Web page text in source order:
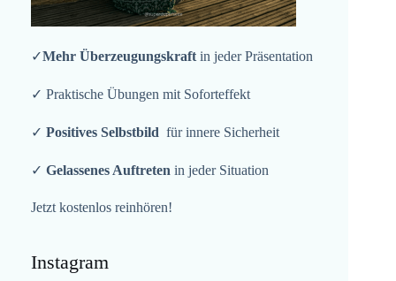
✓Mehr Überzeugungskraft in jeder Präsentation
✓ Praktische Übungen mit Soforteffekt
✓ Positives Selbstbild für innere Sicherheit
✓ Gelassenes Auftreten in jeder Situation
Jetzt kostenlos reinhören!
Instagram